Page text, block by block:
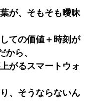
が、そもそも曖昧
ての価値＋時刻が
ら、
がるスマートウォ
、そうならないん